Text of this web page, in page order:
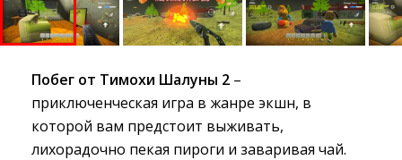
Побег от Тимохи Шалуны 2 –
приключенческая игра в жанре экшн, в
которой вам предстоит выживать,
лихорадочно пекая пироги и заваривая чай.